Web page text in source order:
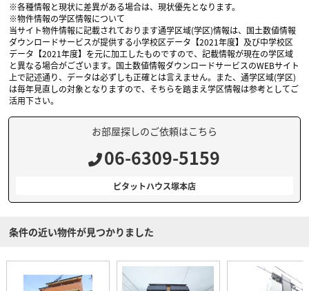
※各種情報と現状に差異がある場合は、現状優先となります。
※物件情報の学区情報について
当サイト物件情報に記載されております通学区域(学区)情報は、国土数値情報
ダウンロードサービスが提供する小学校区データ【2021年度】及び中学校区
データ【2021年度】を元に加工したものですので、記載情報が現在の学区域
と異なる場合がございます。国土数値情報ダウンロードサービスのWEBサイト
上で記述通り、データは必ずしも正確とは言えません。また、通学区域(学区)
は毎年見直しの対象となりますので、そちらを踏まえ学区情報は参考としてご
活用下さい。
お部屋探しのご依頼はこちら
06-6309-5159
ピタットハウス塚本店
条件の近い物件が見つかりました